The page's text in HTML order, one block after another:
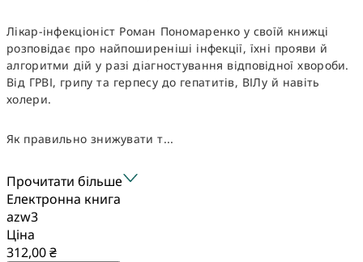
Лікар-інфекціоніст Роман Пономаренко у своїй книжці
розповідає про найпоширеніші інфекції, їхні прояви й
алгоритми дій у разі діагностування відповідної хвороби.
Від ГРВІ, грипу та герпесу до гепатитів, ВІЛу й навіть
холери.
Як правильно знижувати т...
Прочитати більше
Електронна книга
azw3
Ціна
312,00 ₴